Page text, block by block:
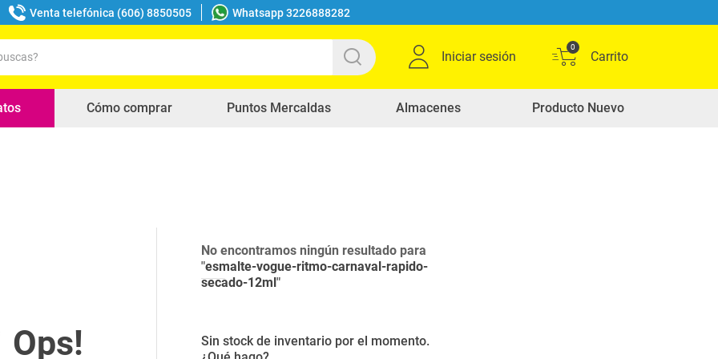
Venta telefónica (606) 8850505 Whatsapp 3226888282
Iniciar sesión
0
Cómo comprar Puntos Mercaldas Almacenes Producto Nuevo
No encontramos ningún resultado para
"esmalte-vogue-ritmo-carnaval-rapido-
secado-12ml"
Sin stock de inventario por el momento.
buscados